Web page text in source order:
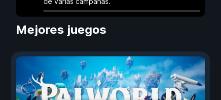
Mejores juegos